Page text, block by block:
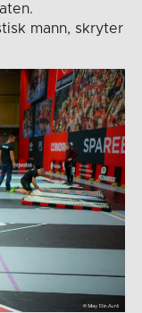
mann, skryter